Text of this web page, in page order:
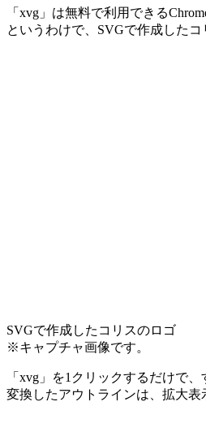
「xvg」は無料で利用できる
というわけで、SVGで作成した
SVGで作成したコリスのロゴ
※キャプチャ画像です。
「xvg」を1クリックするだけで
変換したアウトラインは、拡大表